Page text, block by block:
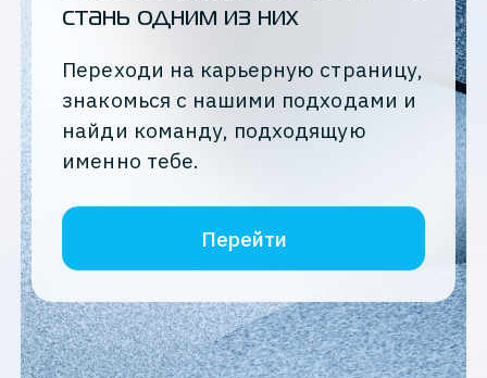
стань одним из них
Переходи на карьерную страницу,
знакомься с нашими подходами и
найди команду, подходящую
именно тебе.
Перейти